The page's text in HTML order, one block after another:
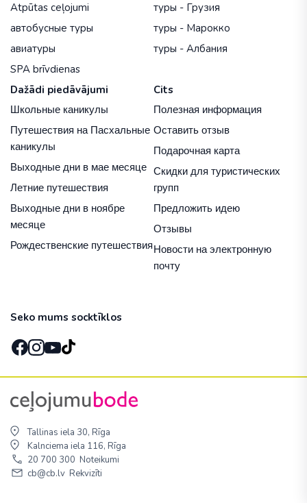
Atpūtas ceļojumi
автобусные туры
авиатуры
SPA brīvdienas
туры - Грузия
туры - Марокко
туры - Албания
Dažādi piedāvājumi
Школьные каникулы
Путешествия на Пасхальные
каникулы
Выходные дни в мае месяце
Летние путешествия
Выходные дни в ноябре
месяце
Рождественские путешествия
Cits
Полезная информация
Оставить отзыв
Подарочная карта
Скидки для туристических
групп
Предложить идею
Отзывы
Новости на электронную
почту
Seko mums socktīklos
Tallinas iela 30, Rīga
Kalnciema iela 116, Rīga
20 700 300 Noteikumi
cb@cb.lv Rekvizīti